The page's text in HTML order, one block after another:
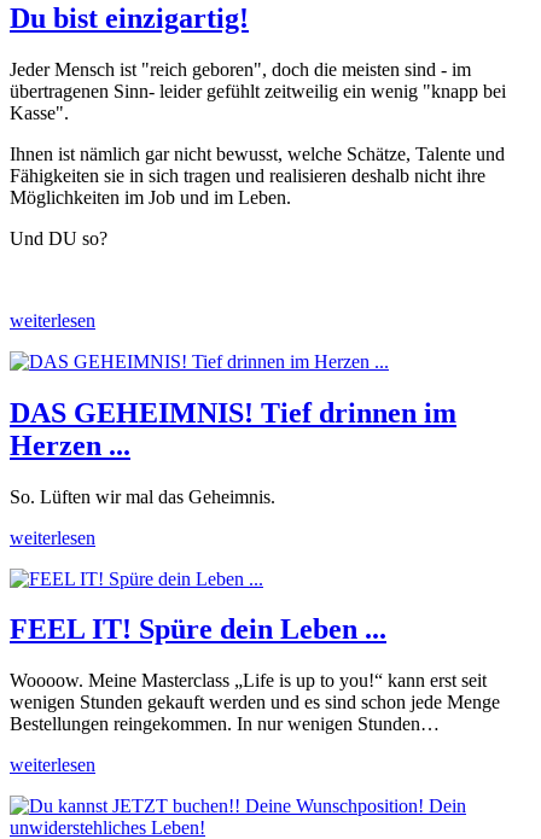
Du bist einzigartig!
Jeder Mensch ist "reich geboren", doch die meisten sind - im
übertragenen Sinn- leider gefühlt zeitweilig ein wenig "knapp bei
Kasse".
Ihnen ist nämlich gar nicht bewusst, welche Schätze, Talente und
Fähigkeiten sie in sich tragen und realisieren deshalb nicht ihre
Möglichkeiten im Job und im Leben.
Und DU so?
weiterlesen
DAS GEHEIMNIS! Tief drinnen im
Herzen ...
So. Lüften wir mal das Geheimnis.
weiterlesen
FEEL IT! Spüre dein Leben ...
Woooow. Meine Masterclass „Life is up to you!“ kann erst seit
wenigen Stunden gekauft werden und es sind schon jede Menge
Bestellungen reingekommen. In nur wenigen Stunden…
weiterlesen